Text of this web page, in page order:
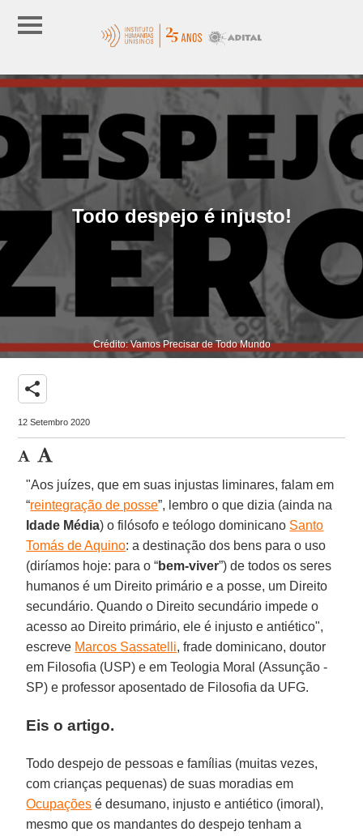
Todo despejo é injusto!
Crédito: Vamos Precisar de Todo Mundo
share
12 Setembro 2020
"Aos juízes, que em suas injustas liminares, falam em
“reintegração de posse”, lembro o que dizia (ainda na
Idade Média) o filósofo e teólogo dominicano Santo
Tomás de Aquino: a destinação dos bens para o uso
(diríamos hoje: para o “bem-viver”) de todos os seres
humanos é um Direito primário e a posse, um Direito
secundário. Quando o Direito secundário impede o
acesso ao Direito primário, ele é injusto e antiético",
escreve Marcos Sassatelli, frade dominicano, doutor
em Filosofia (USP) e em Teologia Moral (Assunção -
SP) e professor aposentado de Filosofia da UFG.
Eis o artigo.
Todo despejo de pessoas e famílias (muitas vezes,
com crianças pequenas) de suas moradias em
Ocupações é desumano, injusto e antiético (imoral),
mesmo que os mandantes do despejo tenham a